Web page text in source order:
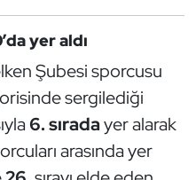
yer aldı
Şubesi sporcusu
sergilediği
6. sıradayer alarak
arasında yer